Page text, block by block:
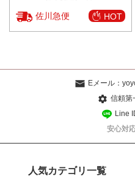
佐川急便 HOT
Eメール：
信頼第
Line
安心対
人気カテゴリ一覧